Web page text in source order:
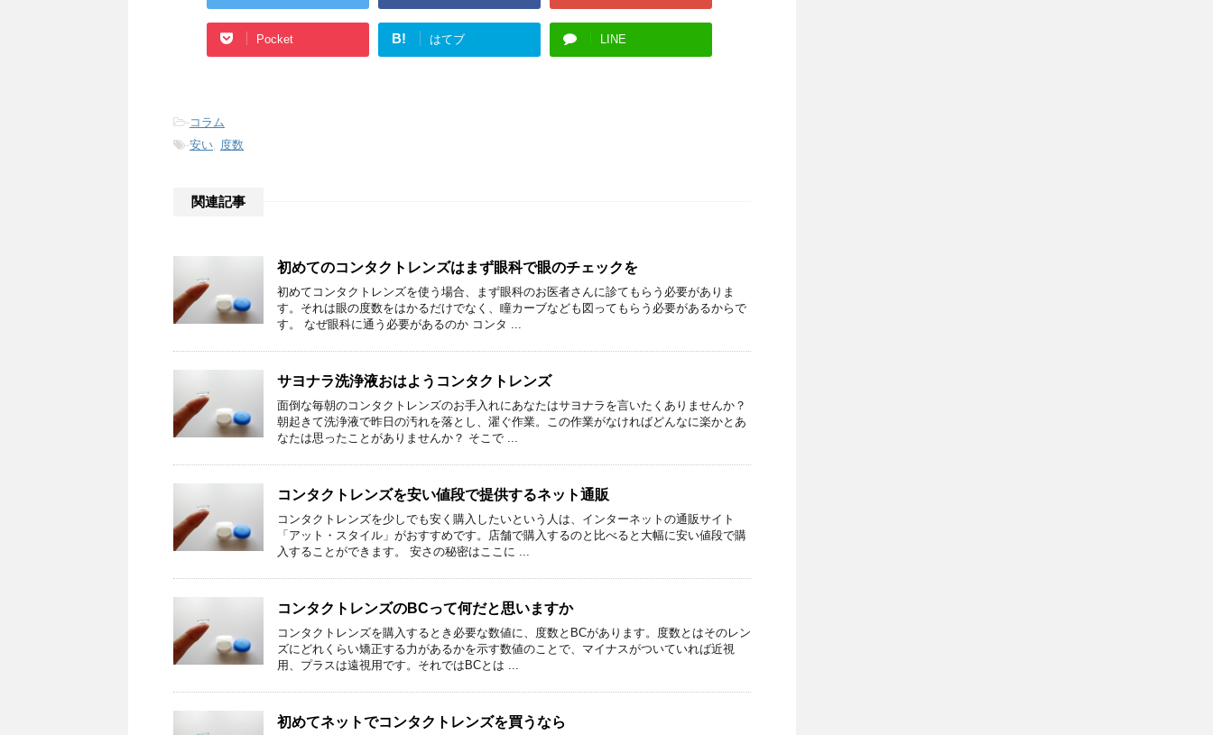
Pocket B! はてブ LINE
-コラム
-安い 度数
関連記事
初めてのコンタクトレンズはまず眼科で眼のチェックを
初めてコンタクトレンズを使う場合、まず眼科のお医者さんに診てもらう必要がありま
す。それは眼の度数をはかるだけでなく、瞳カーブなども図ってもらう必要があるからで
す。 なぜ眼科に通う必要があるのか コンタ ...
サヨナラ洗浄液おはようコンタクトレンズ
面倒な毎朝のコンタクトレンズのお手入れにあなたはサヨナラを言いたくありませんか？
朝起きて洗浄液で昨日の汚れを落とし、濯ぐ作業。この作業がなければどんなに楽かとあ
なたは思ったことがありませんか？ そこで ...
コンタクトレンズを安い値段で提供するネット通販
コンタクトレンズを少しでも安く購入したいという人は、インターネットの通販サイト
「アット・スタイル」がおすすめです。店舗で購入するのと比べると大幅に安い値段で購
入することができます。 安さの秘密はここに ...
コンタクトレンズのBCって何だと思いますか
コンタクトレンズを購入するとき必要な数値に、度数とBCがあります。度数とはそのレン
ズにどれくらい矯正する力があるかを示す数値のことで、マイナスがついていれば近視
用、プラスは遠視用です。それではBCとは ...
初めてネットでコンタクトレンズを買うなら